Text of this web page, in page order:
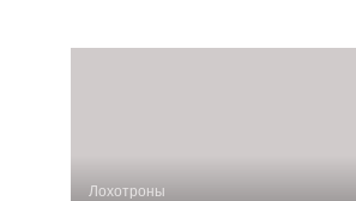
Лохотроны